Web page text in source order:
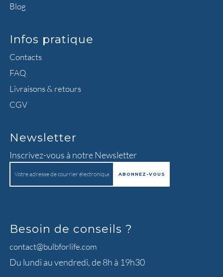
Blog
Infos pratique
Contacts
FAQ
Livraisons & retours
CGV
Newsletter
Inscrivez-vous à notre Newsletter
Besoin de conseils ?
contact@bulbforlife.com
Du lundi au vendredi, de 8h à 19h30